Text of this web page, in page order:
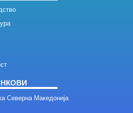
Северна Македонија